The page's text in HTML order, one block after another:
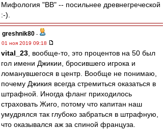
Мифология "ВВ" -- посильнее древнегреческой
:-).
greshnik80 -
01 ноя 2019 09:18
vital_23 , вообще-то, это процентов на 50 был
гол имени Джикии, бросившего игрока и
ломанувшегося в центр. Вообще не понимаю,
почему Джикия всегда стремиться оказаться в
штрафной. Иногда фланг приходилось
страховать Жиго, потому что капитан наш
умудрялся так глубоко забраться в штрафную,
что оказывался аж за спиной француза.